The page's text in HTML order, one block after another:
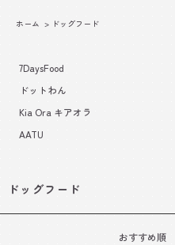
ホーム > ドッグフード
7DaysFood
ドットわん
Kia Ora キアオラ
AATU
ドッグフード
おすすめ順